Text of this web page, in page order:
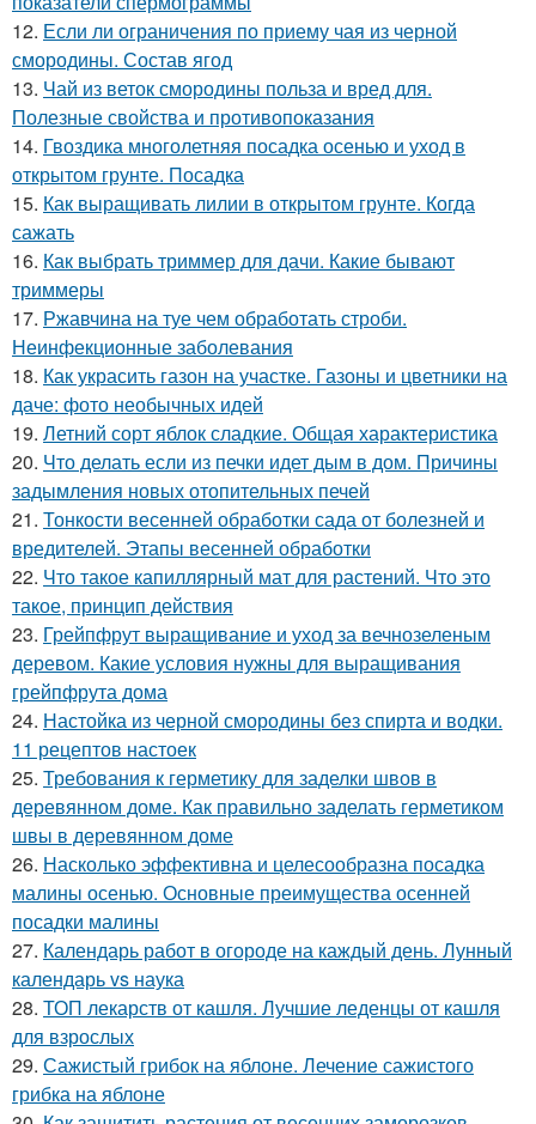
12. Если ли ограничения по приему чая из черной
смородины. Состав ягод
13. Чай из веток смородины польза и вред для.
Полезные свойства и противопоказания
14. Гвоздика многолетняя посадка осенью и уход в
открытом грунте. Посадка
15. Как выращивать лилии в открытом грунте. Когда
сажать
16. Как выбрать триммер для дачи. Какие бывают
триммеры
17. Ржавчина на туе чем обработать строби.
Неинфекционные заболевания
18. Как украсить газон на участке. Газоны и цветники на
даче: фото необычных идей
19. Летний сорт яблок сладкие. Общая характеристика
20. Что делать если из печки идет дым в дом. Причины
задымления новых отопительных печей
21. Тонкости весенней обработки сада от болезней и
вредителей. Этапы весенней обработки
22. Что такое капиллярный мат для растений. Что это
такое, принцип действия
23. Грейпфрут выращивание и уход за вечнозеленым
деревом. Какие условия нужны для выращивания
грейпфрута дома
24. Настойка из черной смородины без спирта и водки.
11 рецептов настоек
25. Требования к герметику для заделки швов в
деревянном доме. Как правильно заделать герметиком
швы в деревянном доме
26. Насколько эффективна и целесообразна посадка
малины осенью. Основные преимущества осенней
посадки малины
27. Календарь работ в огороде на каждый день. Лунный
календарь vs наука
28. ТОП лекарств от кашля. Лучшие леденцы от кашля
для взрослых
29. Сажистый грибок на яблоне. Лечение сажистого
грибка на яблоне